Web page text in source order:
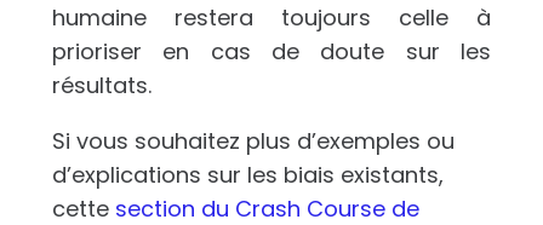
humaine restera toujours celle à
prioriser en cas de doute sur les
résultats.
Si vous souhaitez plus d’exemples ou
d’explications sur les biais existants,
cette section du Crash Course de